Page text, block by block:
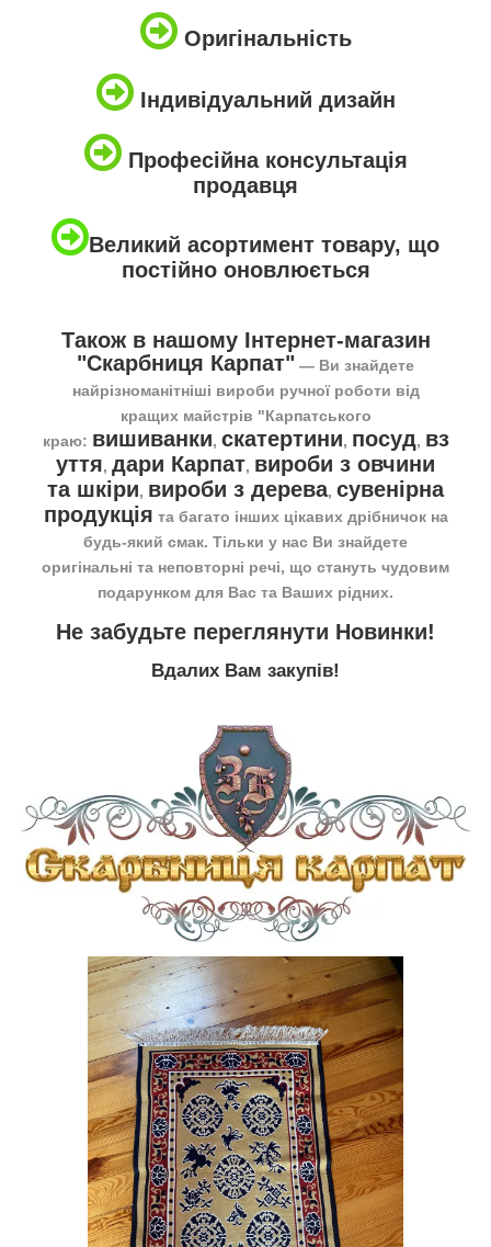
Оригінальність
Індивідуальний дизайн
Професійна консультація
продавця
Великий асортимент товару, що
постійно оновлюється
Також в нашому Інтернет-магазин
"Скарбниця Карпат" ― Ви знайдете
найрізноманітніші вироби ручної роботи від
кращих майстрів "Карпатського
краю: вишиванки, скатертини, посуд, вз
уття, дари Карпат, вироби з овчини
та шкіри, вироби з дерева, сувенірна
продукція та багато інших цікавих дрібничок на
будь-який смак. Тільки у нас Ви знайдете
оригінальні та неповторні речі, що стануть чудовим
подарунком для Вас та Ваших рідних.
Не забудьте переглянути Новинки!
Вдалих Вам закупів!